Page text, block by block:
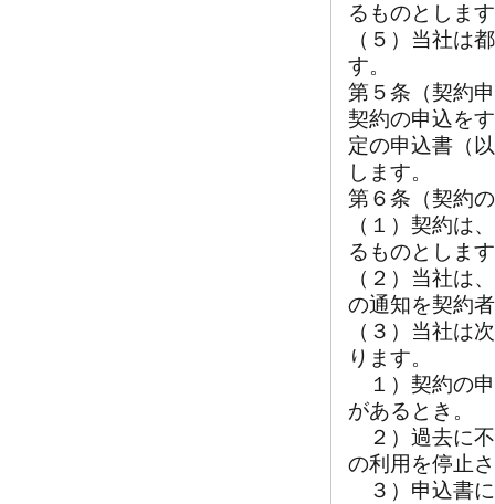
るものとしま
（５）当社は
す。
第５条（契約
契約の申込を
定の申込書（
します。
第６条（契約
（１）契約は
るものとしま
（２）当社は
の通知を契約
（３）当社は
ります。
１）契約の申
があるとき。
２）過去に不
の利用を停止
３）申込書に